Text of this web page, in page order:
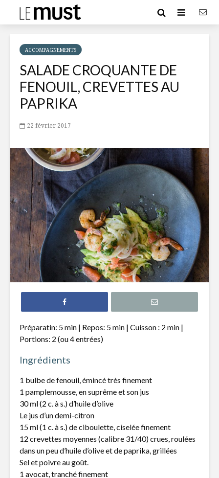
ACCOMPAGNEMENTS
SALADE CROQUANTE DE
FENOUIL, CREVETTES AU
PAPRIKA
22 février 2017
Préparatin: 5 min | Repos: 5 min | Cuisson : 2 min |
Portions: 2 (ou 4 entrées)
Ingrédients
1 bulbe de fenouil, émincé très finement
1 pamplemousse, en suprême et son jus
30 ml (2 c. à s.) d’huile d’olive
Le jus d’un demi-citron
15 ml (1 c. à s.) de ciboulette, ciselée finement
12 crevettes moyennes (calibre 31/40) crues, roulées
dans un peu d’huile d’olive et de paprika, grillées
Sel et poivre au goût.
1 avocat, tranché finement
Salade nordique
Salade de
couscous israélien,
tomates séchées,
Ragoût
noirs à la
poires
Ça « champignonne
» au Québec !
Le bonheur est-il
C’est